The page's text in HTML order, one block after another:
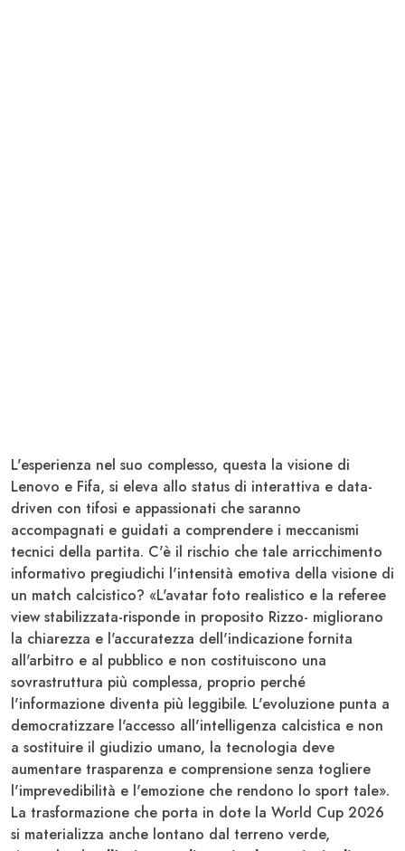
L'esperienza nel suo complesso, questa la visione di
Lenovo e Fifa, si eleva allo status di interattiva e data-
driven con tifosi e appassionati che saranno
accompagnati e guidati a comprendere i meccanismi
tecnici della partita. C'è il rischio che tale arricchimento
informativo pregiudichi l'intensità emotiva della visione di
un match calcistico? «L'avatar foto realistico e la referee
view stabilizzata-risponde in proposito Rizzo- migliorano
la chiarezza e l'accuratezza dell'indicazione fornita
all'arbitro e al pubblico e non costituiscono una
sovrastruttura più complessa, proprio perché
l'informazione diventa più leggibile. L'evoluzione punta a
democratizzare l'accesso all'intelligenza calcistica e non
a sostituire il giudizio umano, la tecnologia deve
aumentare trasparenza e comprensione senza togliere
l'imprevedibilità e l'emozione che rendono lo sport tale».
La trasformazione che porta in dote la World Cup 2026
si materializza anche lontano dal terreno verde,